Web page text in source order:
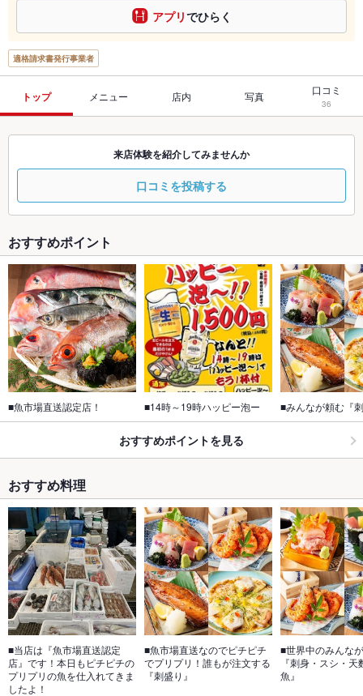
アプリでひらく
適格請求書発行事業者
トップ メニュー 店内 写真 口コミ
36
来店体験を紹介してみませんか
口コミを投稿する
おすすめポイント
■魚市場直送認定店！ ■14時～19時ハッピー泡ー ■みんなが頼む『
おすすめポイントを見る
おすすめ料理
■当店は『魚市場直送認定
店』です！本日もピチピチの
プリプリの魚を仕入れてきま
したよ！
■魚市場直送なのでピチピチ
でプリプリ！誰もが注文する
『刺盛り』
■世界中のみんな
『刺身・スシ・天
魚』